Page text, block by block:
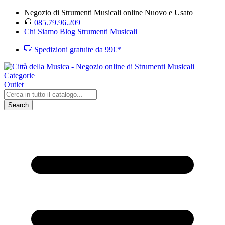
Negozio di Strumenti Musicali online Nuovo e Usato
085.79.96.209
Chi Siamo Blog Strumenti Musicali
Spedizioni gratuite da 99€*
Categorie
Outlet
Search